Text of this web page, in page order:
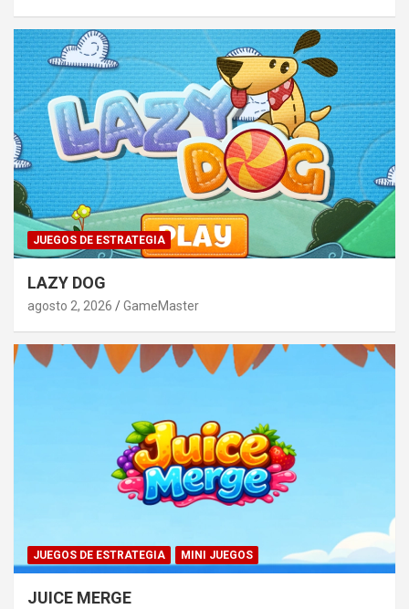
JUEGOS DE ESTRATEGIA
LAZY DOG
agosto 2, 2026 GameMaster
JUEGOS DE ESTRATEGIA MINI JUEGOS
JUICE MERGE